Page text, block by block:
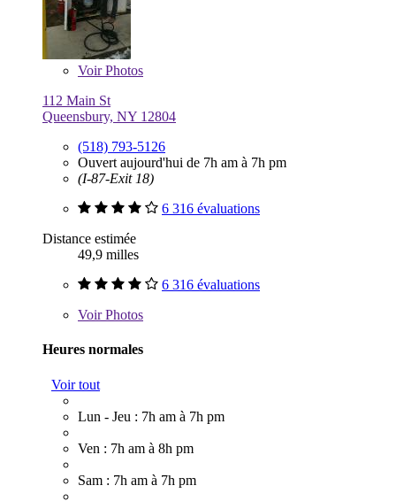
VoirPhotos
112 Main St
Queensbury, NY 12804
(518) 793-5126
Ouvert aujourd'hui de 7h am à 7h pm
(I-87-Exit 18)
6 316 évaluations
Distance estimée
49,9 milles
6 316 évaluations
VoirPhotos
Heures normales
Voir tout
Lun - Jeu : 7h am à 7h pm
Ven : 7h am à 8h pm
Sam : 7h am à 7h pm